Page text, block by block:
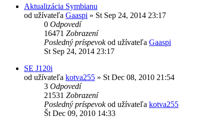
Aktualizácia Symbianu
od užívateľa Gaaspi » St Sep 24, 2014 23:17
0 Odpovedí
16471 Zobrazení
Posledný príspevokod užívateľa Gaaspi
St Sep 24, 2014 23:17
SE J120i
od užívateľa kotva255 » St Dec 08, 2010 21:54
3 Odpovedí
21531 Zobrazení
Posledný príspevokod užívateľa kotva255
Št Dec 09, 2010 14:33